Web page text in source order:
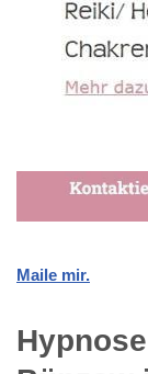
Maile mir.